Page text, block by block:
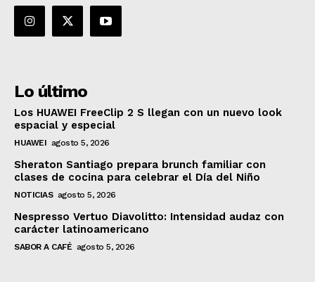
Lo último
Los HUAWEI FreeClip 2 S llegan con un nuevo look
espacial y especial
HUAWEI agosto 5, 2026
Sheraton Santiago prepara brunch familiar con
clases de cocina para celebrar el Día del Niño
NOTICIAS agosto 5, 2026
Nespresso Vertuo Diavolitto: Intensidad audaz con
carácter latinoamericano
SABOR A CAFÉ agosto 5, 2026